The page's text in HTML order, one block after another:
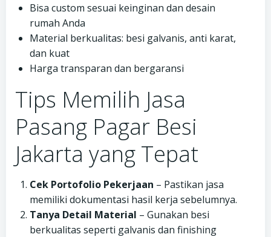
Bisa custom sesuai keinginan dan desain
rumah Anda
Material berkualitas: besi galvanis, anti karat,
dan kuat
Harga transparan dan bergaransi
Tips Memilih Jasa
Pasang Pagar Besi
Jakarta yang Tepat
Cek Portofolio Pekerjaan – Pastikan jasa
memiliki dokumentasi hasil kerja sebelumnya.
Tanya Detail Material – Gunakan besi
berkualitas seperti galvanis dan finishing